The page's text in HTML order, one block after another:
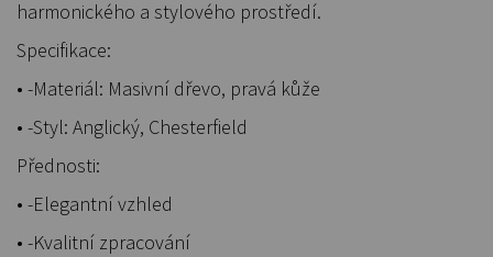
harmonického a stylového prostředí.
Specifikace:
• -Materiál: Masivní dřevo, pravá kůže
• -Styl: Anglický, Chesterfield
Přednosti:
• -Elegantní vzhled
• -Kvalitní zpracování